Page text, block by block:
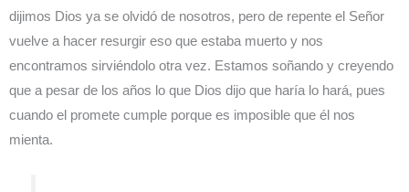
dijimos Dios ya se olvidó de nosotros, pero de repente el Señor
vuelve a hacer resurgir eso que estaba muerto y nos
encontramos sirviéndolo otra vez. Estamos soñando y creyendo
que a pesar de los años lo que Dios dijo que haría lo hará, pues
cuando el promete cumple porque es imposible que él nos
mienta.